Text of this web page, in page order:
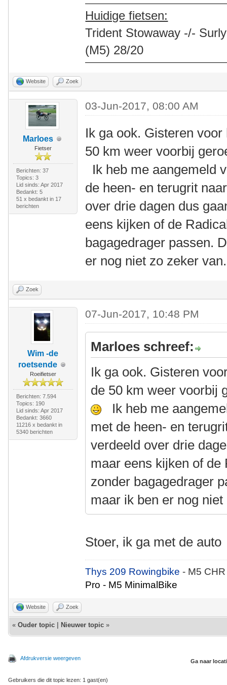
Huidige fietsen:
Trident Stowaway -/-
(M5) 28/20
Website Zoek
Marloes
Fietser
Berichten: 37
Topics: 3
Lid sinds: Apr 2017
Bedankt: 5
51 x bedankt in 17
berichten
03-Jun-2017, 08:00 AM
Ik ga ook. Gisteren
50 km weer voorbij
Ik heb me aangemeld
de heen- en terugrit
over drie dagen dus
eens kijken of de
bagagedrager passen.
er nog niet zo zeker van.
Zoek
Wim -de
roetsende
Roeifietser
Berichten: 7.594
Topics: 190
Lid sinds: Apr 2017
Bedankt: 3660
11216 x bedankt in
5340 berichten
07-Jun-2017, 10:48 PM
Marloes schreef:
Ik ga ook. Gisteren
de 50 km weer voorbij
Ik heb me
met de heen- en
verdeeld over drie
maar eens kijken of de
zonder bagagedrager
maar ik ben er nog
Stoer, ik ga met de
Thys 209 Rowingbike- M5
Pro - M5 MinimalBike
Website Zoek
« Ouder topic Nieuwer topic »
Afdrukversie weergeven Ga naar
Gebruikers die dit topic lezen: 1 gast(en)